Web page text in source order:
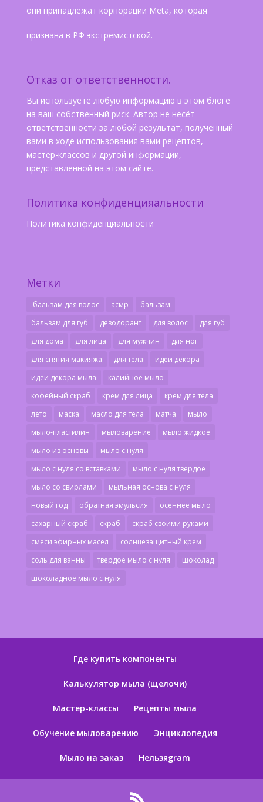
они принадлежат корпорации Meta, которая
признана в РФ экстремистской.
Отказ от ответственности.
Вы используете любую информацию в этом блоге
на ваш собственный риск. Автор не несёт
ответственности за любой результат, полученный
вами в ходе использования вами рецептов,
мастер-классов и другой информации,
представленной на этом сайте.
Политика конфиденцияальности
Политика конфиденциальности
Метки
.бальзам для волос асмр
бальзам
бальзам для губ
дезодорант для волос
для губ
для дома
для лица для мужчин
для ног
для снятия макияжа
для тела
идеи декора
идеи декора мыла
калийное мыло
кофейный скраб
крем для лица
крем для тела
лето
маска масло для тела матча
мыло
мыло-пластилин
мыловарение
мыло жидкое
мыло из основы
мыло с нуля
мыло с нуля со вставками
мыло с нуля твердое
мыло со свирлами
мыльная основа с нуля
новый год
обратная эмульсия
осеннее мыло
сахарный скраб
скраб
скраб своими руками
смеси эфирных масел
солнцезащитный крем
соль для ванны
твердое мыло с нуля
шоколад
шоколадное мыло с нуля
Где купить компоненты
Калькулятор мыла (щелочи)
Мастер-классы Рецепты мыла
Обучение мыловарению Энциклопедия
Мыло на заказ Нельзяgram